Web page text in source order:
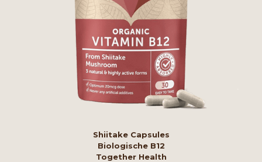
Shiitake Capsules
Biologische B12
Together Health